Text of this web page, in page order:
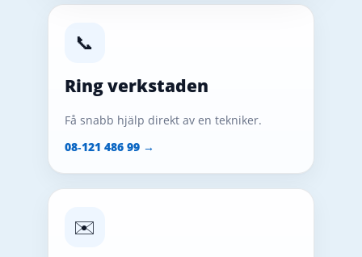
📞
Ring verkstaden
Få snabb hjälp direkt av en tekniker.
08‑121 486 99 →
✉️